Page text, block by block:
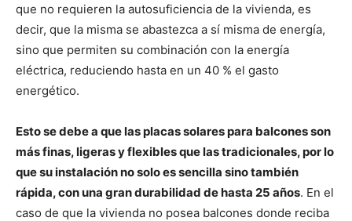
que no requieren la autosuficiencia de la vivienda, es
decir, que la misma se abastezca a sí misma de energía,
sino que permiten su combinación con la energía
eléctrica, reduciendo hasta en un 40 % el gasto
energético.
Esto se debe a que las placas solares para balcones son
más finas, ligeras y flexibles que las tradicionales, por lo
que su instalación no solo es sencilla sino también
rápida, con una gran durabilidad de hasta 25 años. En el
caso de que la vivienda no posea balcones donde reciba